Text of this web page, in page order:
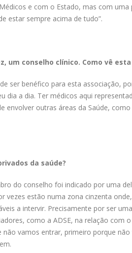
e com o Estado, mas com uma
estar sempre acima de tudo”.
um conselho clínico. Como vê
ser benéfico para esta associação,
dia a dia. Ter médicos aqui
envolver outras áreas da Saúde,
da saúde?
do conselho foi indicado por uma
vezes estão numa zona cinzenta
a intervir. Precisamente por ser
como a ADSE, na relação com
vamos entrar, primeiro porque